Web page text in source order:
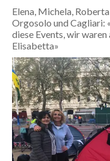
RISULTATI E CLASSIFICHE
CALCIO
CALCIO REGIONALE
BASKET
VOLLEY
MOTORI
TENNIS
ALTRI SPORT
Elena, Michela,
Orgosolo und Cagliari:
diese Events, wir
Elisabetta»